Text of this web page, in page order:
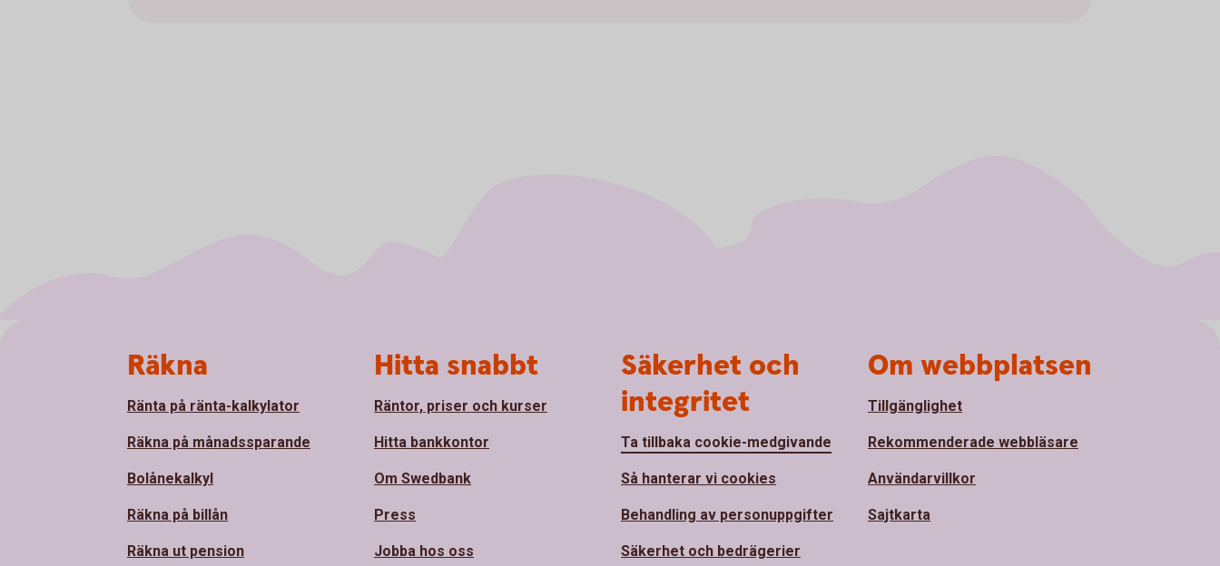
Räkna
Ränta på ränta-kalkylator
Räkna på månadssparande
Bolånekalkyl
Räkna på billån
Räkna ut pension
Hitta snabbt
Räntor, priser och kurser
Hitta bankkontor
Om Swedbank
Press
Jobba hos oss
Säkerhet och
integritet
Ta tillbaka cookie-medgivande
Så hanterar vi cookies
Behandling av personuppgifter
Säkerhet och bedrägerier
Om webbplatsen
Tillgänglighet
Rekommenderade webbläsare
Användarvillkor
Sajtkarta